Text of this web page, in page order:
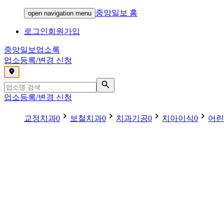
open navigation menu 중앙일보 홈
로그인회원가입
중앙일보 업소록
업소등록/변경 신청
,
업소등록/변경 신청
교정치과0 보철치과0 치과기공0 치아이식0 어